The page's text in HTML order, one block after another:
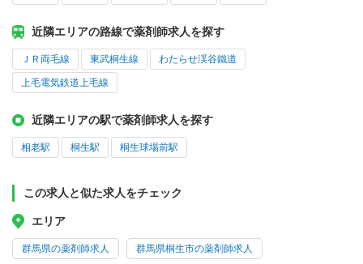
近隣エリアの路線で薬剤師求人を探す
ＪＲ両毛線 東武桐生線 わたらせ渓谷鐵道
上毛電気鉄道上毛線
近隣エリアの駅で薬剤師求人を探す
相老駅 桐生駅 桐生球場前駅
この求人と似た求人をチェック
エリア
群馬県の薬剤師求人 群馬県桐生市の薬剤師求人